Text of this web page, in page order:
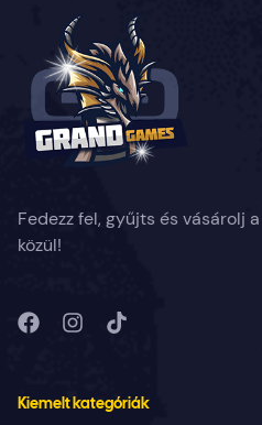
Fedezz fel, gyűjts és vásárolj
közül!
Kiemelt kategóriák